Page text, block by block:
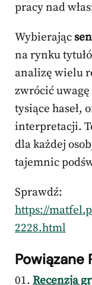
pracy nad
Wybierając
na rynku
analizę wielu
zwrócić
tysiące haseł,
interpretacji.
dla każdej
tajemnic
Sprawdź:
https://
2228.html
Powiązane
Recenzja